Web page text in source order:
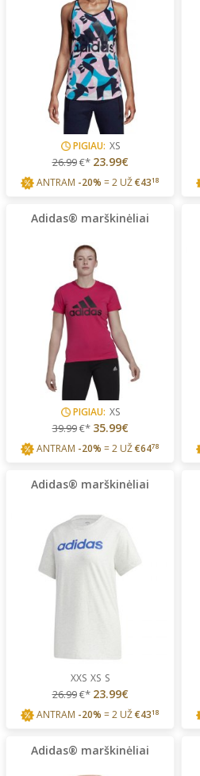
PIGIAU: XS
26.99€* 23.99€
ANTRAM -20% = 2 UŽ€4318
Adidas® marškinėliai
PIGIAU: XS
39.99€* 35.99€
ANTRAM -20% = 2 UŽ€6478
Adidas® marškinėliai
XXS XS S
26.99€* 23.99€
ANTRAM -20% = 2 UŽ€4318
Adidas® marškinėliai